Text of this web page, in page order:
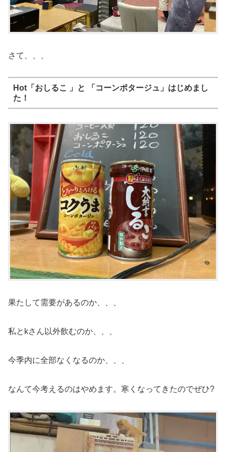
さて、、、
Hot「おしるこ 」と 「コーンポタージュ」はじめまし
た！
果たして需要があるのか、、、
私とkさん以外飲むのか、、、
今季内に全部なくなるのか、、、
なんて今考えるのはやめます。寒くなってきたのでぜひ?